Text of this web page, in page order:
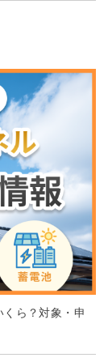
くら？対象・申